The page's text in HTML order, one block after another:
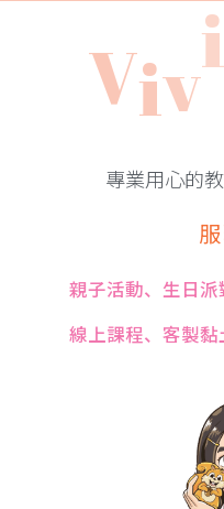
Vivi
專業用心的
親子活動、生日
線上課程、客製